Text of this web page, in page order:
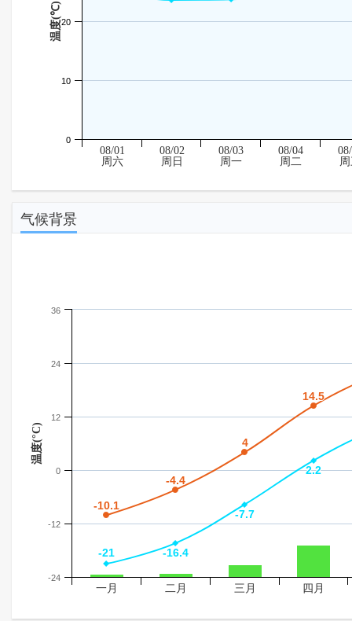
温度(℃)
0
10
20
08/01
周六
08/02
周日
08/03
周一
08/04
周二
气候背景
温度(°C)
-10.1
-10.1
-4.4
-4.4
4
4
14.5
14.5
-21
-21 -16.4
-16.4
-7.7
-7.7
2.2
2.2
一月 二月 三月 四月
-24
-12
0
12
24
36